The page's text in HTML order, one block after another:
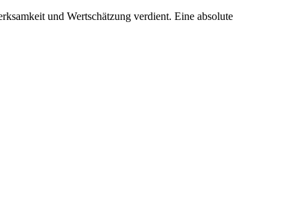
und Wertschätzung verdient. Eine absolute